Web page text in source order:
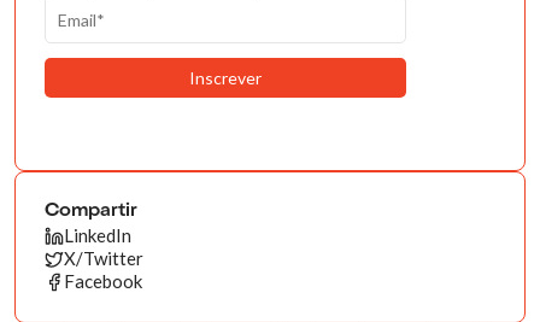
Compartir
LinkedIn
X/Twitter
Facebook